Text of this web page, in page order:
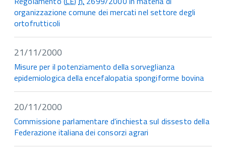
organizzazione comune dei mercati nel settore degli
ortofrutticoli
21/11/2000
Misure per il potenziamento della sorveglianza
epidemiologica della encefalopatia spongiforme bovina
20/11/2000
Commissione parlamentare d'inchiesta sul dissesto della
Federazione italiana dei consorzi agrari